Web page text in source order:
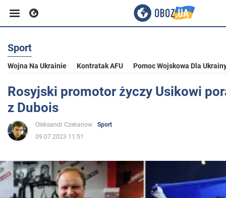
Biznes
Sport
Rozrywka
Polityka
Sport
Wojna Na Ukrainie Kontratak AFU Pomoc Wojskowa Dla
Rosyjski promotor życzy Usikowi
z Dubois
Oleksandr Czekanow
Sport
09.07.2023 11:51